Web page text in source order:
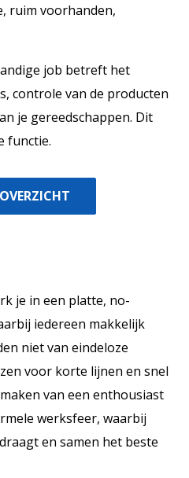
ruim voorhanden,
job betreft het
controle van de producten
je gereedschappen. Dit
functie.
je in een platte, no-
iedereen makkelijk
niet van eindeloze
voor korte lijnen en snel
van een enthousiast
werksfeer, waarbij
en samen het beste